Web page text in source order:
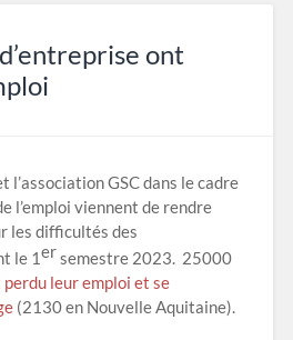
ont
l’association GSC dans le cadre
l’emploi viennent de rendre
les difficultés des
le 1ersemestre 2023. 25000
perdu leur emploi et se
(2130 en Nouvelle Aquitaine).